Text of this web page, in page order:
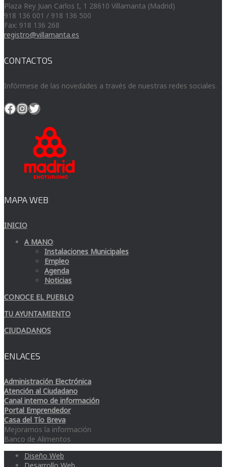
Plaza Rey Juan Carlos I, 1 28610 Villamanta (Madrid)
918 136 001 / 918 136 500
Fax: 918 136 268
registro@villamanta.es
CONTACTOS
Infórmese de las novedades a través de nuestras redes sociales.
Facebook
Instagram
Twitter
MAPA WEB
INICIO
A MANO:
Instalaciones Municipales
Empleo
Agenda
Noticias
CONOCE EL PUEBLO
TU AYUNTAMIENTO
CIUDADANOS
ENLACES
Administración Electrónica
Atención al Ciudadano
Canal interno de información
Portal Emprendedor
Casa del Tío Breva
Mejoramos la información
Banco de Alimentos
Diseño Web